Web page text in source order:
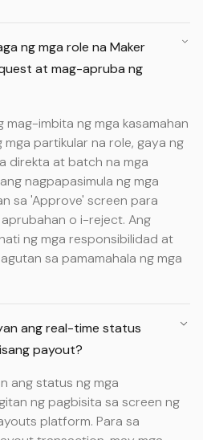
ng mga role na Maker
at mag-apruba ng
mag-imbita ng mga kasamahan
mga partikular na role, gaya ng
direkta at batch na mga
nagpapasimula ng mga
sa 'Approve' screen para
o i-reject. Ang
ng mga responsibilidad at
sa pamamahala ng mga
ang real-time status
payout?
ang status ng mga
ng pagbisita sa screen ng
platform. Para sa